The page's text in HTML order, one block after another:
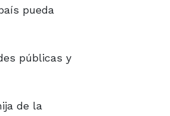
pueda
públicas y
de la